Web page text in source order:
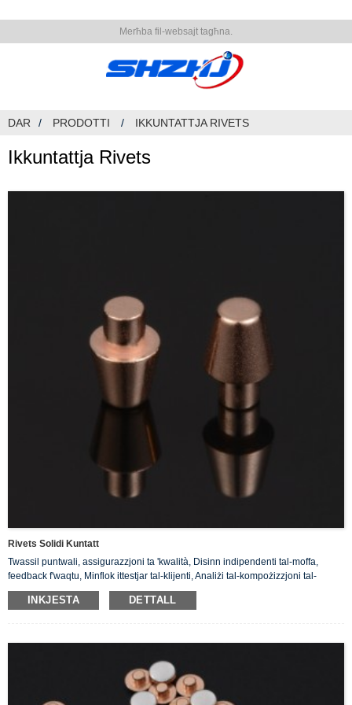
Merħba fil-websajt tagħna.
DAR PRODOTTI IKKUNTATTJA RIVETS
Ikkuntattja Rivets
Rivets Solidi Kuntatt
Twassil puntwali, assigurazzjoni ta 'kwalità, Disinn indipendenti tal-moffa,
feedback f'waqtu, Minflok ittestjar tal-klijenti, Analiżi tal-kompożizzjoni tal-
prodott.
INKJESTA DETTALL